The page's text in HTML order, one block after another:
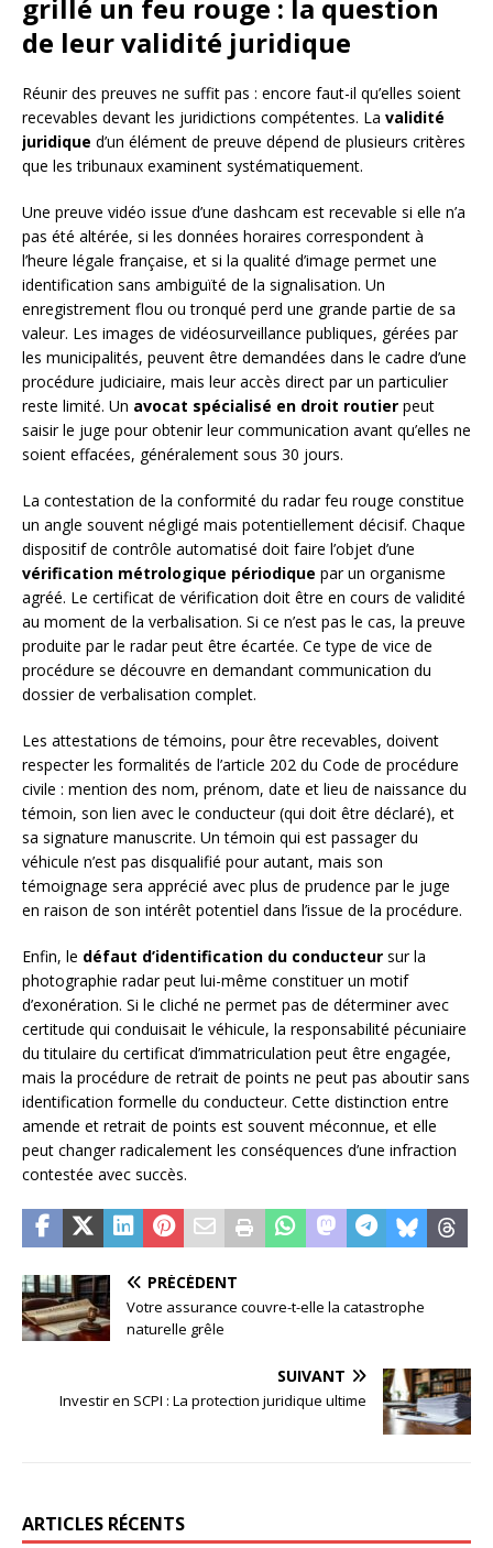
grillé un feu rouge : la question
de leur validité juridique
Réunir des preuves ne suffit pas : encore faut-il qu’elles soient
recevables devant les juridictions compétentes. La validité
juridique d’un élément de preuve dépend de plusieurs critères
que les tribunaux examinent systématiquement.
Une preuve vidéo issue d’une dashcam est recevable si elle n’a
pas été altérée, si les données horaires correspondent à
l’heure légale française, et si la qualité d’image permet une
identification sans ambiguïté de la signalisation. Un
enregistrement flou ou tronqué perd une grande partie de sa
valeur. Les images de vidéosurveillance publiques, gérées par
les municipalités, peuvent être demandées dans le cadre d’une
procédure judiciaire, mais leur accès direct par un particulier
reste limité. Un avocat spécialisé en droit routier peut
saisir le juge pour obtenir leur communication avant qu’elles ne
soient effacées, généralement sous 30 jours.
La contestation de la conformité du radar feu rouge constitue
un angle souvent négligé mais potentiellement décisif. Chaque
dispositif de contrôle automatisé doit faire l’objet d’une
vérification métrologique périodique par un organisme
agréé. Le certificat de vérification doit être en cours de validité
au moment de la verbalisation. Si ce n’est pas le cas, la preuve
produite par le radar peut être écartée. Ce type de vice de
procédure se découvre en demandant communication du
dossier de verbalisation complet.
Les attestations de témoins, pour être recevables, doivent
respecter les formalités de l’article 202 du Code de procédure
civile : mention des nom, prénom, date et lieu de naissance du
témoin, son lien avec le conducteur (qui doit être déclaré), et
sa signature manuscrite. Un témoin qui est passager du
véhicule n’est pas disqualifié pour autant, mais son
témoignage sera apprécié avec plus de prudence par le juge
en raison de son intérêt potentiel dans l’issue de la procédure.
Enfin, le défaut d’identification du conducteur sur la
photographie radar peut lui-même constituer un motif
d’exonération. Si le cliché ne permet pas de déterminer avec
certitude qui conduisait le véhicule, la responsabilité pécuniaire
du titulaire du certificat d’immatriculation peut être engagée,
mais la procédure de retrait de points ne peut pas aboutir sans
identification formelle du conducteur. Cette distinction entre
amende et retrait de points est souvent méconnue, et elle
peut changer radicalement les conséquences d’une infraction
contestée avec succès.
PRÉCÉDENT
Votre assurance couvre-t-elle la catastrophe
naturelle grêle
SUIVANT
Investir en SCPI : La protection juridique ultime
ARTICLES RÉCENTS